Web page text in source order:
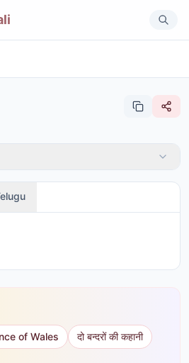
of Wales
दो बन्दरों की कहानी